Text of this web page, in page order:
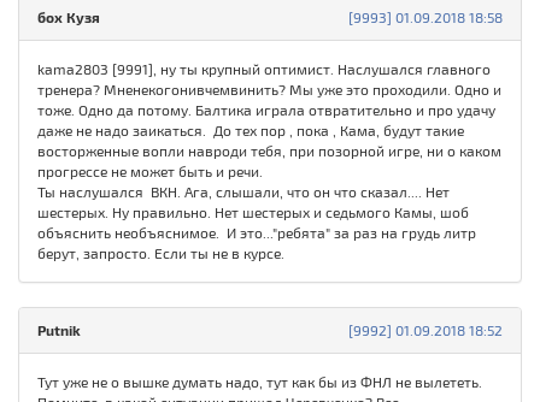
[9993] 01.09.2018 18:58
бох Кузя
kama2803 [9991], ну ты крупный оптимист. Наслушался главного
тренера? Мненекогонивчемвинить? Мы уже это проходили. Одно и
тоже. Одно да потому. Балтика играла отвратительно и про удачу
даже не надо заикаться. До тех пор , пока , Кама, будут такие
восторженные вопли навроди тебя, при позорной игре, ни о каком
прогрессе не может быть и речи.
Ты наслушался ВКН. Ага, слышали, что он что сказал.... Нет
шестерых. Ну правильно. Нет шестерых и седьмого Камы, шоб
объяснить необъяснимое. И это..."ребята" за раз на грудь литр
берут, запросто. Если ты не в курсе.
[9992] 01.09.2018 18:52
Putnik
Тут уже не о вышке думать надо, тут как бы из ФНЛ не вылететь.